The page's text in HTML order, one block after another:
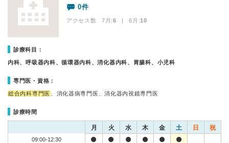
0件
アクセス数 7月:6 | 6月:10
診療科目：
内科、呼吸器内科、循環器内科、消化器内科、胃腸科、小児科
専門医・資格：
総合内科専門医 、消化器病専門医、消化器内視鏡専門医
診療時間
月 火 水 木 金 土 日 祝
09:00-12:30